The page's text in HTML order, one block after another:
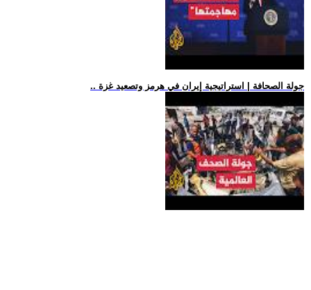
.. جولة الصحافة | استراتيجية إيران في هرمز وتصعيد غزة